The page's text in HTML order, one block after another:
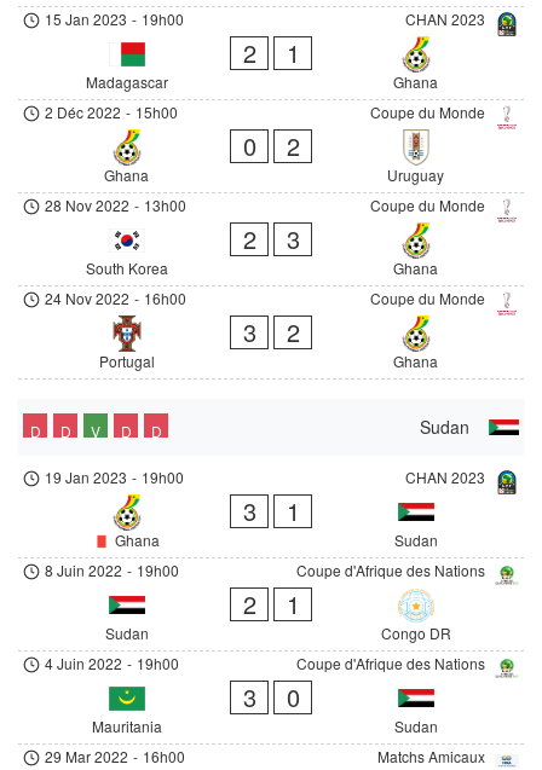
CHAN 2023
15 Jan 2023 - 19h00
Madagascar
2 1
Ghana
Coupe du Monde
2 Déc 2022 - 15h00
Ghana
0 2
Uruguay
Coupe du Monde
28 Nov 2022 - 13h00
South Korea
2 3
Ghana
Coupe du Monde
24 Nov 2022 - 16h00
Portugal
3 2
Ghana
Sudan
D D V D D
CHAN 2023
19 Jan 2023 - 19h00
Ghana
3 1
Sudan
Coupe d'Afrique des Nations
8 Juin 2022 - 19h00
Sudan
2 1
Congo DR
Coupe d'Afrique des Nations
4 Juin 2022 - 19h00
Mauritania
3 0
Sudan
Matchs Amicaux
29 Mar 2022 - 16h00